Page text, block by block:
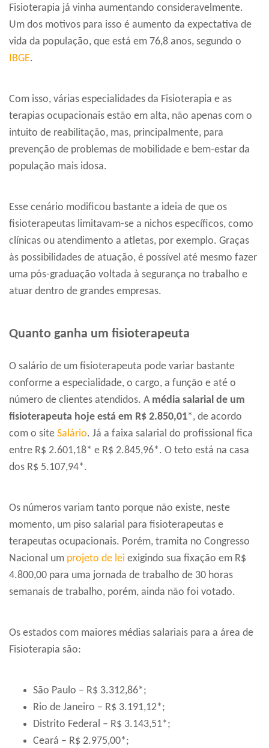
Fisioterapia já vinha aumentando consideravelmente.
Um dos motivos para isso é aumento da expectativa de
vida da população, que está em 76,8 anos, segundo o
IBGE.
Com isso, várias especialidades da Fisioterapia e as
terapias ocupacionais estão em alta, não apenas com o
intuito de reabilitação, mas, principalmente, para
prevenção de problemas de mobilidade e bem-estar da
população mais idosa.
Esse cenário modificou bastante a ideia de que os
fisioterapeutas limitavam-se a nichos específicos, como
clínicas ou atendimento a atletas, por exemplo. Graças
às possibilidades de atuação, é possível até mesmo fazer
uma pós-graduação voltada à segurança no trabalho e
atuar dentro de grandes empresas.
Quanto ganha um fisioterapeuta
O salário de um fisioterapeuta pode variar bastante
conforme a especialidade, o cargo, a função e até o
número de clientes atendidos. A média salarial de um
fisioterapeuta hoje está em R$ 2.850,01*, de acordo
com o site Salário. Já a faixa salarial do profissional fica
entre R$ 2.601,18* e R$ 2.845,96*. O teto está na casa
dos R$ 5.107,94*.
Os números variam tanto porque não existe, neste
momento, um piso salarial para fisioterapeutas e
terapeutas ocupacionais. Porém, tramita no Congresso
Nacional um projeto de lei exigindo sua fixação em R$
4.800,00 para uma jornada de trabalho de 30 horas
semanais de trabalho, porém, ainda não foi votado.
Os estados com maiores médias salariais para a área de
Fisioterapia são:
São Paulo – R$ 3.312,86*;
Rio de Janeiro – R$ 3.191,12*;
Distrito Federal – R$ 3.143,51*;
Ceará – R$ 2.975,00*;